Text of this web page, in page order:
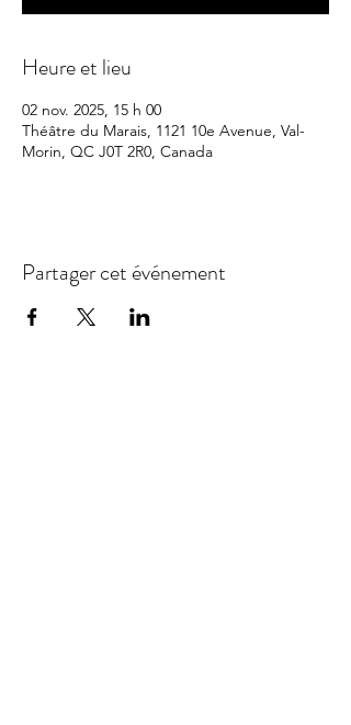
Heure et lieu
02 nov. 2025, 15 h 00
Théâtre du Marais, 1121 10e Avenue, Val-
Morin, QC J0T 2R0, Canada
Partager cet événement